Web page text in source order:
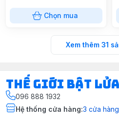
Chọn mua
Xem thêm 31
Thế Giới Bật
096 888 1932
Hệ thống cửa hàng:3 cửa hàng